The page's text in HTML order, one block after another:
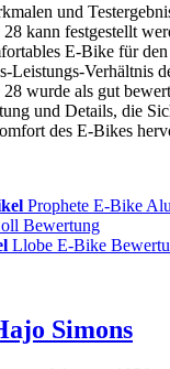
und
kann festgestellt
E-Bike für den
Leistungs-Verhältnis
wurde als gut
und Details, die
des E-Bikes
Prophete E-Bike
Bewertung
Llobe E-Bike
Simons